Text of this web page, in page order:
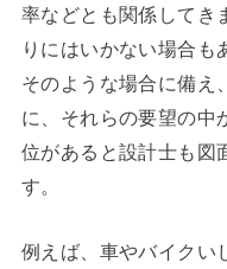
率などとも関係してき
りにはいかない場合も
そのような場合に備え
に、それらの要望の中
位があると設計士も図
す。
例えば、車やバイクい